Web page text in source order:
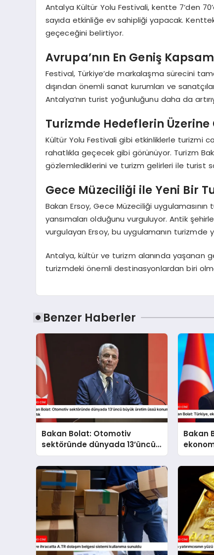
Antalya Kültür Yolu Festivali, kentte 7’den
sayıda etkinliğe ev sahipliği yapacak.
geçeceğini belirtiyor.
Avrupa’nın En Geniş
Festival, Türkiye’de markalaşma sürecini
dışından önemli sanat kurumları ve
Antalya’nın turist yoğunluğunu daha da
Turizmde Hedeflerin Üzerine
Kültür Yolu Festivali gibi etkinliklerle turizmi
rahatlıkla geçecek gibi görünüyor. Turizm
gözlemlediklerini ve turizm gelirleri ile turist
Gece Müzeciliği ile Yeni Bir
Bakan Ersoy, Gece Müzeciliği
yansımaları olduğunu vurguluyor. Antik
vurgulayan Ersoy, bu uygulamanın
Antalya, kültür ve turizm alanında yaşanan
turizmdeki önemli destinasyonlardan biri
Benzer Haberler
Bakan Bolat: Otomotiv
sektöründe dünyada 13’üncü
büyük üretim üssü konumuna
ulaştık
Bakan